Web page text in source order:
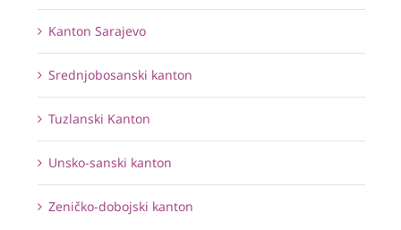
Kanton Sarajevo
Srednjobosanski kanton
Tuzlanski Kanton
Unsko-sanski kanton
Zeničko-dobojski kanton